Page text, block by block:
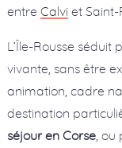
entre Calvi et Saint-
L’Île-Rousse
vivante, sans être
animation, cadre
destination
séjour en Corse, ou